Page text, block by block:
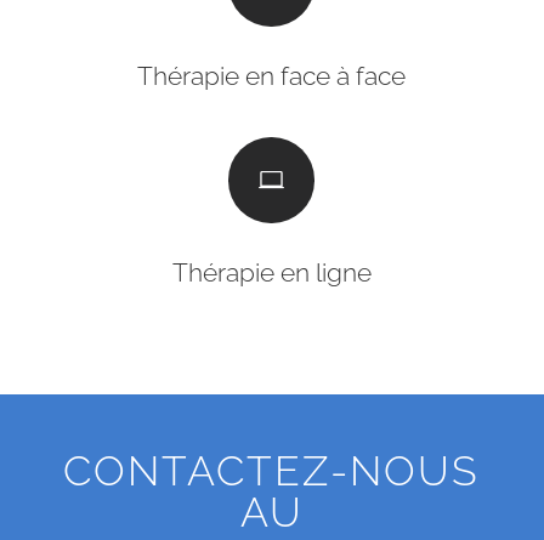
Thérapie en face à face

Thérapie en ligne
CONTACTEZ-NOUS
AU